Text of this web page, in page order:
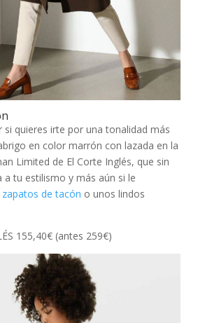
si quieres irte por una tonalidad más
en color marrón con lazada en la
Limited de El Corte Inglés, que sin
a tu estilismo y más aún si le
zapatos de tacón o unos lindos
155,40€ (antes 259€)